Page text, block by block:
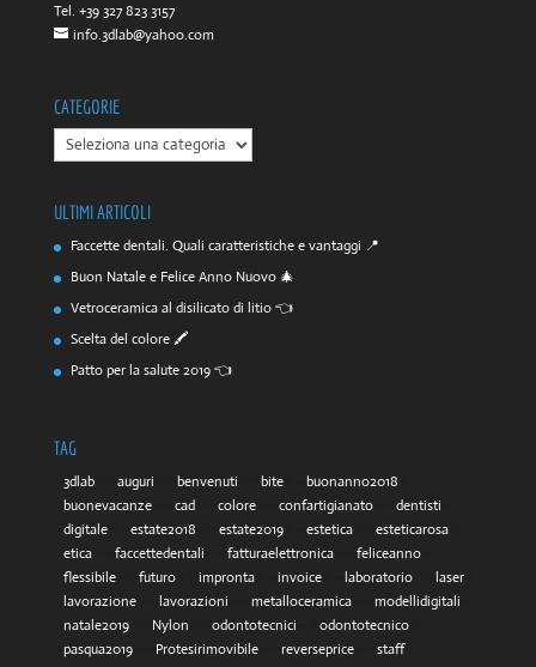
Tel. +39 327 823 3157
info.3dlab@yahoo.com
CATEGORIE
CATEGORIE
ULTIMI ARTICOLI
Faccette dentali. Quali caratteristiche e vantaggi 📍
Buon Natale e Felice Anno Nuovo 🎄
Vetroceramica al disilicato di litio 👈
Scelta del colore 🖍️
Patto per la salute 2019 👈
TAG
3dlab auguri benvenuti bite
buonanno2018
buonevacanze
cad colore confartigianato
dentisti
digitale
estate2018 estate2019 estetica
esteticarosa
etica
faccettedentali fatturaelettronica
feliceanno
flessibile
futuro impronta invoice laboratorio
laser
lavorazione
lavorazioni metalloceramica
modellidigitali
natale2019
Nylon odontotecnici
odontotecnico
pasqua2019
Protesirimovibile reverseprice
staff